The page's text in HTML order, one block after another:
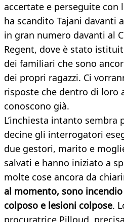
accertate e perseguite con
ha scandito Tajani davanti
in gran numero davanti al
Regent, dove è stato
dei familiari che sono
dei propri ragazzi. Ci
risposte che dentro di loro
conoscono già.
L’inchiesta intanto sembra
decine gli interrogatori
due gestori, marito e
salvati e hanno iniziato a
molte cose ancora da
al momento, sono
colposo e lesioni colpose.
procuratrice Pilloud,